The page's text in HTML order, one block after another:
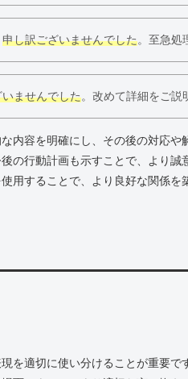
申し訳ございませんでした。至急処
ませんでした。改めて詳細をご説
内容を明確にし、その後の対応や
の行動計画も示すことで、より誠
用することで、より良好な関係を
を適切に使い分けることが重要で